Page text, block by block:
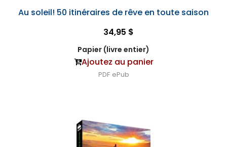
Au soleil! 50 itinéraires de rêve en toute saison
34,95 $
Papier (livre entier)
Ajoutez au panier
PDF ePub